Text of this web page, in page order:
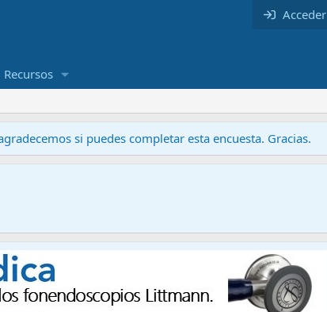
Acceder
Recursos
si puedes completar esta encuesta. Gracias.